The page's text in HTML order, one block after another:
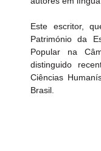
Este escritor,
Património da
Popular na
distinguido
Ciências
Brasil.